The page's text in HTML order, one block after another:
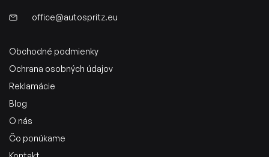
office@autospritz.eu
Obchodné podmienky
Ochrana osobných údajov
Reklamácie
Blog
O nás
Čo ponúkame